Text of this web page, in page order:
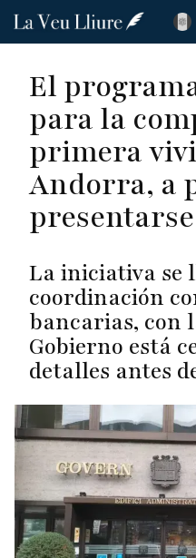
Pasar
principal
El
para la
primera
Andorra, a
presentarse
La iniciativa se
coordinación
bancarias, con
Gobierno está
detalles antes